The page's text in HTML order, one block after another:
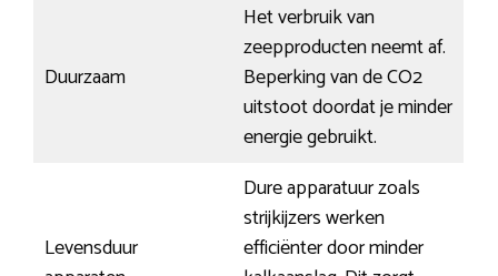
Duurzaam
Het verbruik van
zeepproducten neemt af.
Beperking van de CO2
uitstoot doordat je minder
energie gebruikt.
Levensduur
Dure apparatuur zoals
strijkijzers werken
efficiënter door minder